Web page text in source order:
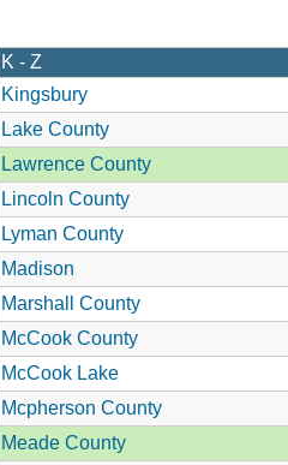
K - Z
Kingsbury
Lake County
Lawrence County
Lincoln County
Lyman County
Madison
Marshall County
McCook County
McCook Lake
Mcpherson County
Meade County